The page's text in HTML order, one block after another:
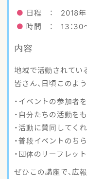
ご
日程 ： 2018年6
時間 ： 13：30
内容
地域で活動されてい
皆さん、日頃このよ
・イベントの参加者
・自分たちの活動を
・活動に賛同してく
・普段イベントのち
・団体のリーフレッ
ぜひこの講座で、広